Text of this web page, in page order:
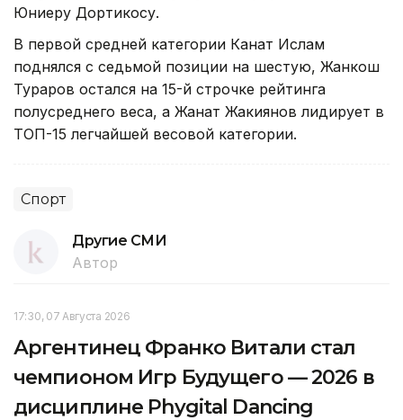
Юниеру Дортикосу.
В первой средней категории Канат Ислам
поднялся с седьмой позиции на шестую, Жанкош
Тураров остался на 15-й строчке рейтинга
полусреднего веса, а Жанат Жакиянов лидирует в
ТОП-15 легчайшей весовой категории.
Спорт
Другие СМИ
Автор
17:30, 07 Августа 2026
Аргентинец Франко Витали стал
чемпионом Игр Будущего — 2026 в
дисциплине Phygital Dancing